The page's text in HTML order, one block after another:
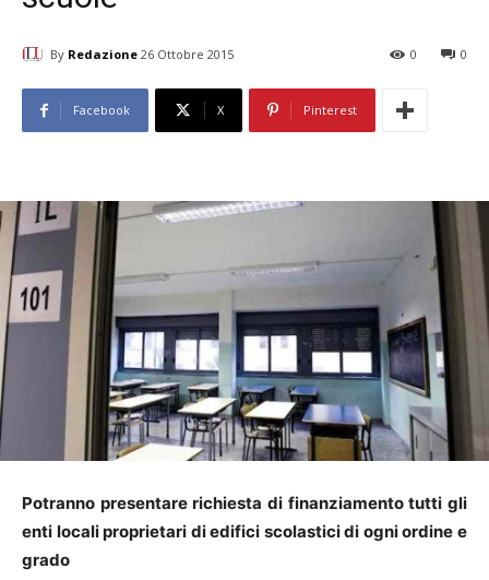
By Redazione 26 Ottobre 2015 0
0
Facebook X Pinterest
Potranno presentare richiesta di finanziamento tutti gli
enti locali proprietari di edifici scolastici di ogni ordine e
grado